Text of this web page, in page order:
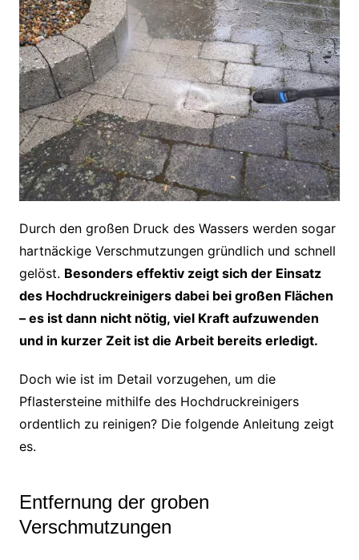
Durch den großen Druck des Wassers werden sogar
hartnäckige Verschmutzungen gründlich und schnell
gelöst. Besonders effektiv zeigt sich der Einsatz
des Hochdruckreinigers dabei bei großen Flächen
– es ist dann nicht nötig, viel Kraft aufzuwenden
und in kurzer Zeit ist die Arbeit bereits erledigt.
Doch wie ist im Detail vorzugehen, um die
Pflastersteine mithilfe des Hochdruckreinigers
ordentlich zu reinigen? Die folgende Anleitung zeigt
es.
Entfernung der groben
Verschmutzungen